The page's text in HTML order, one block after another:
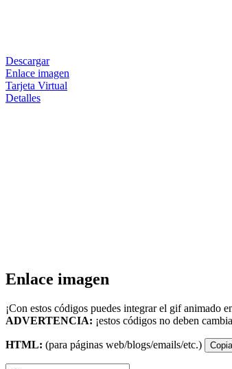
Descargar
Enlace imagen
Tarjeta Virtual
Detalles
Enlace imagen
¡Con estos códigos puedes integrar el gif animado
ADVERTENCIA: ¡estos códigos no deben
HTML: (para páginas web/blogs/emails/etc.)